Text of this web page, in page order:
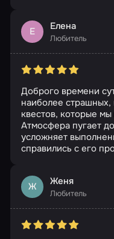
Е Елена
Любитель
Доброго времени
наиболее
квестов, которые
Атмосфера пугает
усложняет
справились с его
Ж Женя
Любитель